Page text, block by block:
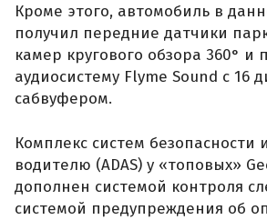
Кроме этого, автомобиль в
получил передние датчики
камер кругового обзора 360° и
аудиосистему Flyme Sound с 16
сабвуфером.
Комплекс систем безопасности
водителю (ADAS) у «топовых»
дополнен системой контроля
системой предупреждения об